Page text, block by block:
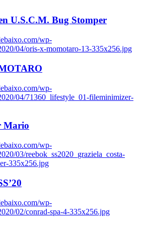
U.S.C.M. Bug Stomper
wp-
04/oris-x-momotaro-13-335x256.jpg
wp-
04/71360_lifestyle_01-fileminimizer-
Mario
wp-
03/reebok_ss2020_graziela_costa-
335x256.jpg
wp-
02/conrad-spa-4-335x256.jpg